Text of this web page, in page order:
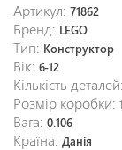
Артикул: 71862
Бренд: LEGO
Тип: Конструктор
Вік: 6-12
Кількість деталей:
Розмір коробки:
Вага: 0.106
Країна: Данія